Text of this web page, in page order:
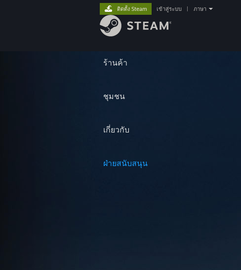
ร้านค้า
ชุมชน
เกี่ยวกับ
ฝ่ายสนับสนุน
ติดตั้ง Steam เข้าสู่ระบบ ภาษา